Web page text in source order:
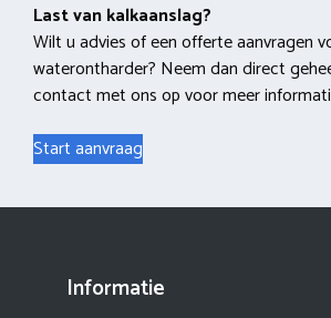
Last van kalkaanslag?
Wilt u advies of een offerte aanvragen
waterontharder? Neem dan direct
contact met ons op voor meer
Start aanvraag
Informatie